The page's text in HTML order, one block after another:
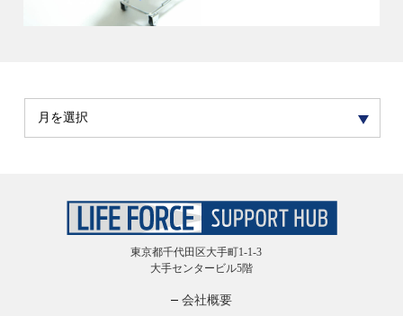
東京都千代田区大手町1-1-3
大手センタービル5階
会社概要